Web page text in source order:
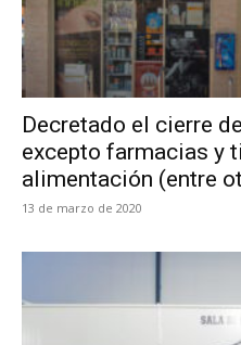
Decretado el cierre
excepto farmacias y
alimentación (entre
13 de marzo de 2020